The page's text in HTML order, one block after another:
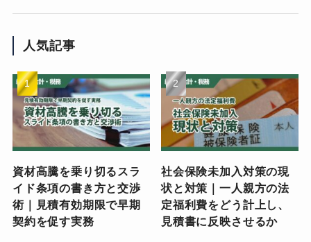
人気記事
資材高騰を乗り切るスラ
イド条項の書き方と交渉
術｜見積有効期限で早期
契約を促す実務
社会保険未加入対策の現
状と対策｜一人親方の法
定福利費をどう計上し、
見積書に反映させるか